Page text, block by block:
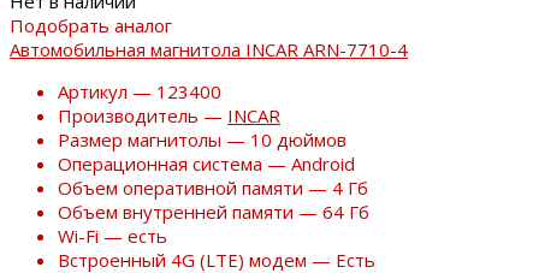
Подобрать аналог
Автомобильная магнитола INCAR ARN-7710-4
Артикул — 123400
Производитель — INCAR
Размер магнитолы — 10 дюймов
Операционная система — Android
Объем оперативной памяти — 4 Гб
Объем внутренней памяти — 64 Гб
Wi-Fi — есть
Встроенный 4G (LTE) модем — Есть